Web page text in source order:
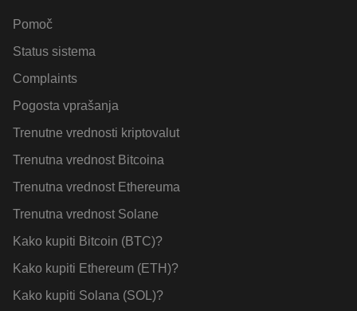
Pomoč
Status sistema
Complaints
Pogosta vprašanja
Trenutne vrednosti kriptovalut
Trenutna vrednost Bitcoina
Trenutna vrednost Ethereuma
Trenutna vrednost Solane
Kako kupiti Bitcoin (BTC)?
Kako kupiti Ethereum (ETH)?
Kako kupiti Solana (SOL)?